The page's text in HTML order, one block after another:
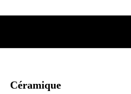
Céramique